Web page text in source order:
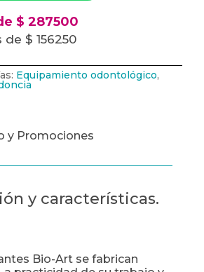
$ 287500
$ 156250
Equipamiento odontológico,
y Promociones
y características.
Bio-Art se fabrican